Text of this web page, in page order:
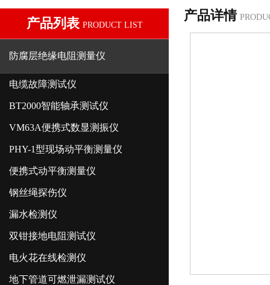
产品列表 PRODUCT LIST
防腐层绝缘电阻测量仪
电缆故障测试仪
BT2000智能轴承测试仪
VM63A便携式数显测振仪
PHY-1型现场动平衡测量仪
便携式动平衡测量仪
钢丝绳探伤仪
漏水检测仪
双钳接地电阻测试仪
电火花在线检测仪
地下管道可燃泄漏测试仪
产品详情